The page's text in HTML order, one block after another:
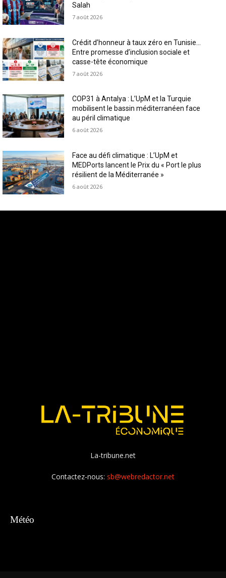
Salah
7 août 2026
Crédit d’honneur à taux zéro en Tunisie…
Entre promesse d’inclusion sociale et
casse-tête économique
7 août 2026
COP31 à Antalya : L’UpM et la Turquie
mobilisent le bassin méditerranéen face
au péril climatique
6 août 2026
Face au défi climatique : L’UpM et
MEDPorts lancent le Prix du « Port le plus
résilient de la Méditerranée »
6 août 2026
La-tribune.net
Contactez-nous: sb@webredactor.net
Météo